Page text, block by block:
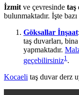
İzmit ve çevresinde taş
bulunmaktadır. İşte
Göksallar İnşaat
taş duvarları,
yapmaktadır.
geçebilirsiniz1 .
Kocaeli taş duvar derz